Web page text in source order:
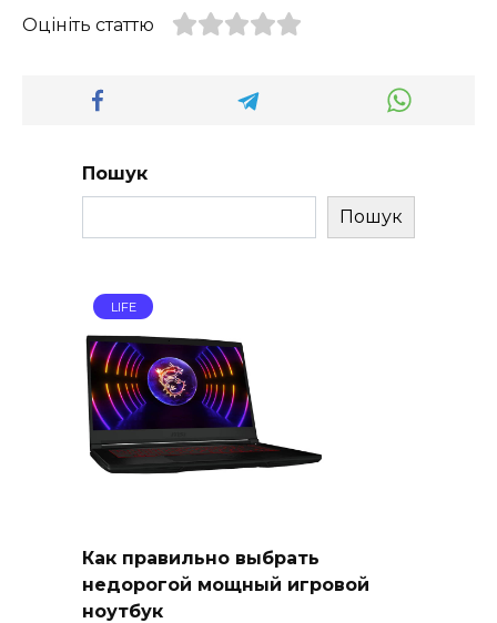
Оцініть статтю
Пошук
Пошук
LIFE
Как правильно выбрать
недорогой мощный игровой
ноутбук